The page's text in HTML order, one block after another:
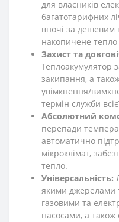
для власників
багатотарифних
вночі за дешевим
накопичене
Захист та
Теплоакумулятор
закипання, а
увімкнення/
термін служби
Абсолютний
перепади
автоматично
мікроклімат,
тепло.
Універсальність:
якими джерелами
газовими та
насосами, а